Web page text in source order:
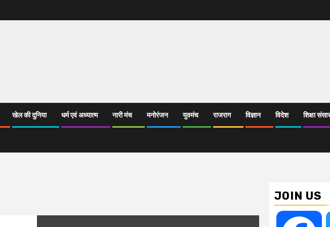
खेल की दुनिया धर्म एवं अध्यात्म नारी मंच मनोरंजन युवमंच राजराग विज्ञान विदेश शिक्षा संसार
JOIN US